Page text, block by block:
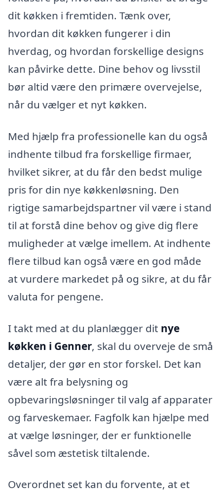
dit køkken i fremtiden. Tænk over,
hvordan dit køkken fungerer i din
hverdag, og hvordan forskellige designs
kan påvirke dette. Dine behov og livsstil
bør altid være den primære overvejelse,
når du vælger et nyt køkken.
Med hjælp fra professionelle kan du også
indhente tilbud fra forskellige firmaer,
hvilket sikrer, at du får den bedst mulige
pris for din nye køkkenløsning. Den
rigtige samarbejdspartner vil være i stand
til at forstå dine behov og give dig flere
muligheder at vælge imellem. At indhente
flere tilbud kan også være en god måde
at vurdere markedet på og sikre, at du får
valuta for pengene.
I takt med at du planlægger dit nye
køkken i Genner, skal du overveje de små
detaljer, der gør en stor forskel. Det kan
være alt fra belysning og
opbevaringsløsninger til valg af apparater
og farveskemaer. Fagfolk kan hjælpe med
at vælge løsninger, der er funktionelle
såvel som æstetisk tiltalende.
Overordnet set kan du forvente, at et